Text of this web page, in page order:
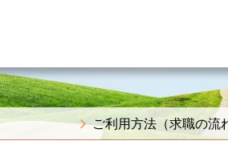
ご利用方法（求職の流